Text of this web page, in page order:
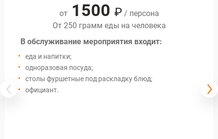
от 1500 ₽ / персона
От 250 грамм еды на человека
В обслуживание мероприятия входит:
еда и напитки;
одноразовая посуда;
столы фуршетные под раскладку блюд;
официант.